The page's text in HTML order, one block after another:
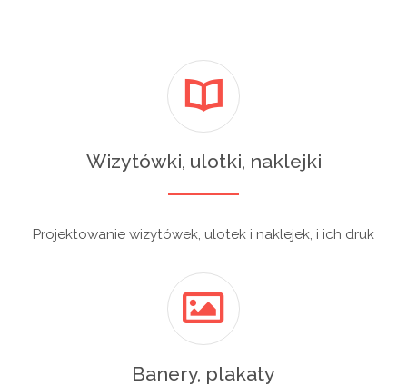
Wizytówki, ulotki, naklejki
Projektowanie wizytówek, ulotek i naklejek, i ich druk
Banery, plakaty